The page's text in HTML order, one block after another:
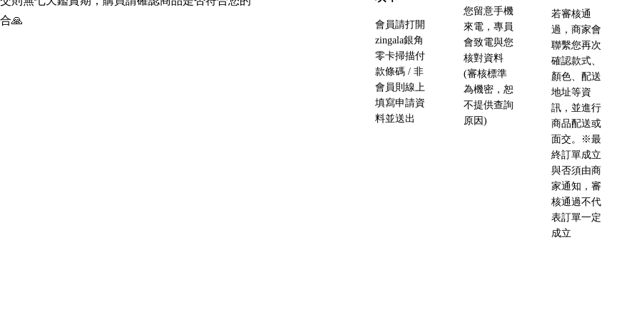
🙏
會員請打開
zingala銀角
零卡掃描付
款條碼 / 非
會員則線上
填寫申請資
料並送出
您留意手機
來電，專員
會致電與您
核對資料
(審核標準
為機密，恕
不提供查詢
原因)
若審核通
過，商家會
聯繫您再次
確認款式、
顏色、配送
地址等資
訊，並進行
商品配送或
面交。※最
終訂單成立
與否須由商
家通知，審
核通過不代
表訂單一定
成立